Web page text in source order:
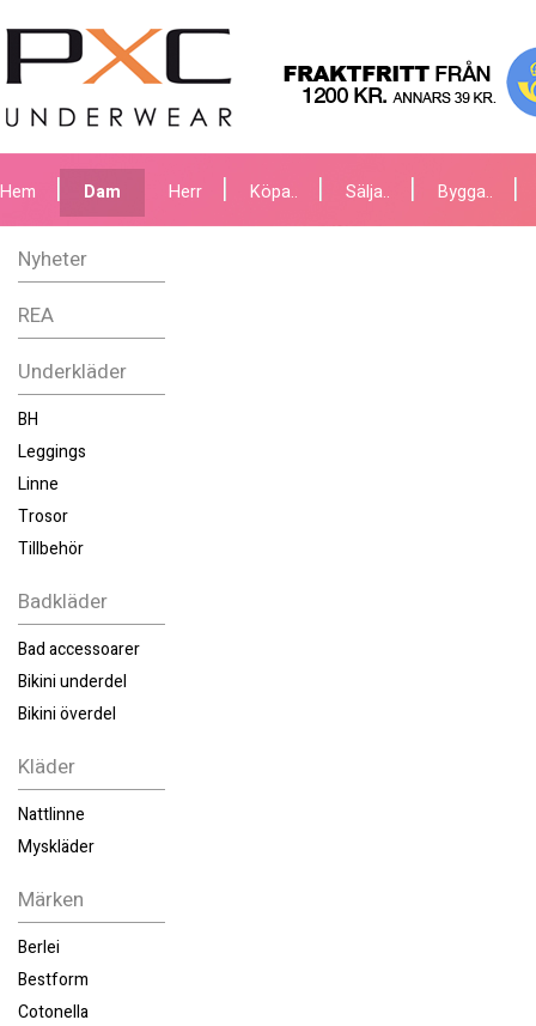
Hem Dam Herr Köpa.. Sälja.. Bygga..
Nyheter
REA
Underkläder
BH
Leggings
Linne
Trosor
Tillbehör
Badkläder
Bad accessoarer
Bikini underdel
Bikini överdel
Kläder
Nattlinne
Myskläder
Märken
Berlei
Bestform
Cotonella